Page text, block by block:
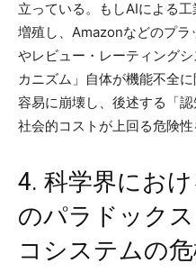
立っている。もしAIによる
増殖し、Amazonなどのプ
やレビュー・レーティング
カニズム」自体が機能不全
容易に崩壊し、後述する「
社会的コストが上回る危険性
4. 科学界にお
のパラドック
コシステムの